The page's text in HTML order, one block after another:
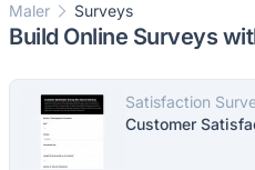
Maler Surveys
Build Online Surveys
Satisfaction
Customer